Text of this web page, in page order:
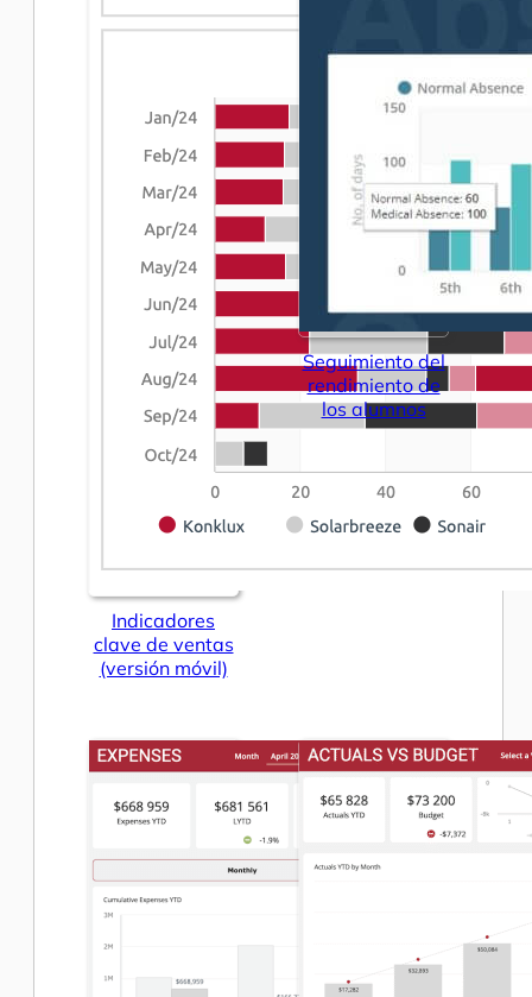
Indicadores
clave de ventas
(versión móvil)
Seguimiento del
rendimiento de
los alumnos